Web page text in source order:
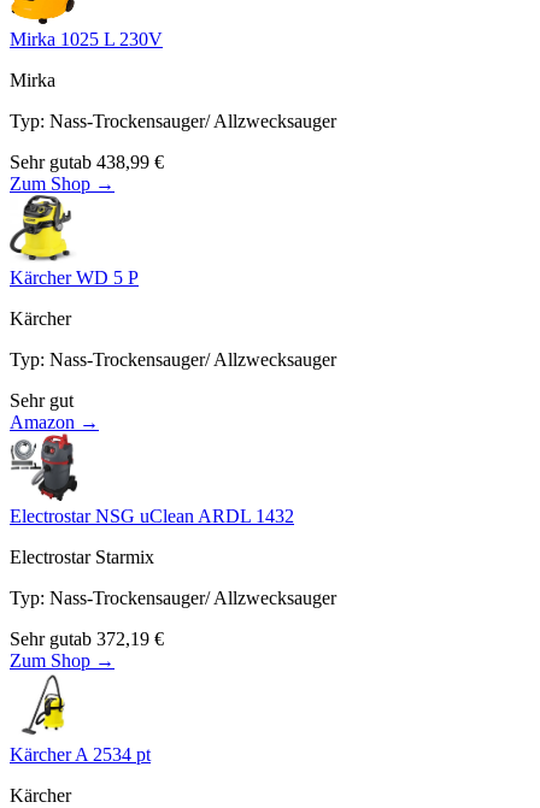
Mirka 1025 L 230V
Mirka
Typ: Nass-Trockensauger/ Allzwecksauger
Sehr gutab 438,99 €
Zum Shop →
Kärcher WD 5 P
Kärcher
Typ: Nass-Trockensauger/ Allzwecksauger
Sehr gut
Amazon →
Electrostar NSG uClean ARDL 1432
Electrostar Starmix
Typ: Nass-Trockensauger/ Allzwecksauger
Sehr gutab 372,19 €
Zum Shop →
Kärcher A 2534 pt
Kärcher